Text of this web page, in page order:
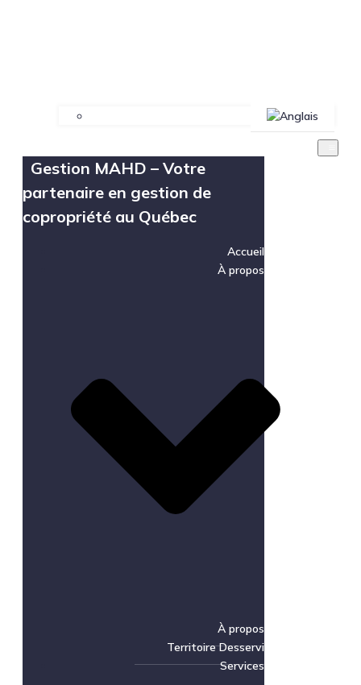
Gestion MAHD – Votre
partenaire en gestion de
copropriété au Québec
Accueil
À propos
À propos
Territoire Desservi
Services